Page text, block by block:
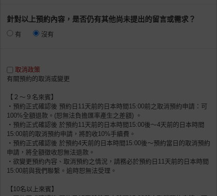
針對以上預約內容，是否仍有其他尚未提出的留言或需求？
有 沒有
取消政策
有關預約的取消或變更
【２～９名來賓】
・預約正式確認後 預約日11天前的日本時間15:00前之取消預約申請：可
100%全額退款。(恕無法負擔匯率產生之差額) 。
・預約正式確認後 於預約11天前的日本時間15:00後〜4天前的日本時間
15:00前的取消預約申請，將酌收10%手續費。
・預約正式確認後 於預約4天前的日本時間15:00後～預約當日的取消預約
申請，將全額徵收恕無法退款。
・欲變更預約內容、取消預約之情況，請務必於預約日11天前的日本時間
15:00前與我們聯繫。逾時恕無法受理。
【10名以上來賓】